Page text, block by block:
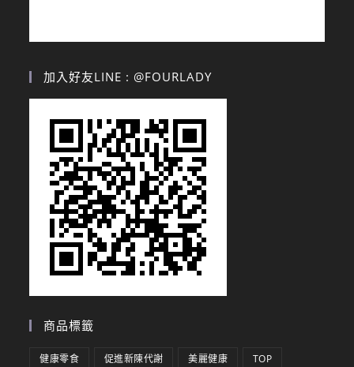
加入好友LINE : @FOURLADY
商品標籤
健康零食 促進新陳代謝 美麗健康 TOP